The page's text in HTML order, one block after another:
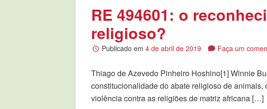
RE 494601: o
religioso?
Publicado em4 de abril de 2019 Faça um
Thiago de Azevedo Pinheiro Hoshino[1] Winnie
constitucionalidade do abate religioso de
violência contra as religiões de matriz africana […]